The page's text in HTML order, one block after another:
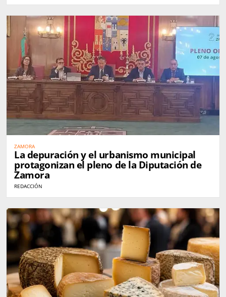
ZAMORA
La depuración y el urbanismo municipal
protagonizan el pleno de la Diputación de
Zamora
REDACCIÓN